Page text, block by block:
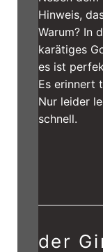
Hinweis,
Warum? In
karätiges
es ist
Es erinnert
Nur leider
schnell.
der